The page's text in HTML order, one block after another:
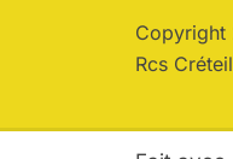
Copyright
Rcs